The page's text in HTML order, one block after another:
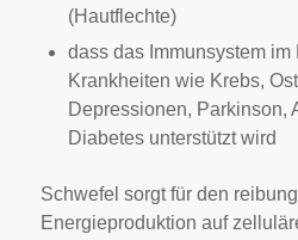
(Hautflechte)
dass das Immunsystem im
Krankheiten wie Krebs,
Depressionen, Parkinson,
Diabetes unterstützt wird
Schwefel sorgt für den
Energieproduktion auf